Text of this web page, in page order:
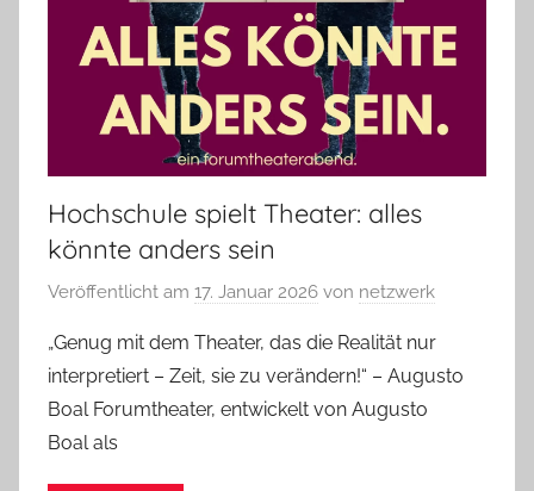
Hochschule spielt Theater: alles
könnte anders sein
Veröffentlicht am 17. Januar 2026 von netzwerk
„Genug mit dem Theater, das die Realität nur
interpretiert – Zeit, sie zu verändern!“ – Augusto
Boal Forumtheater, entwickelt von Augusto
Boal als